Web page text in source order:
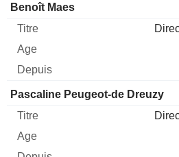
Benoît Maes
Pascaline Peugeot-de Dreuzy